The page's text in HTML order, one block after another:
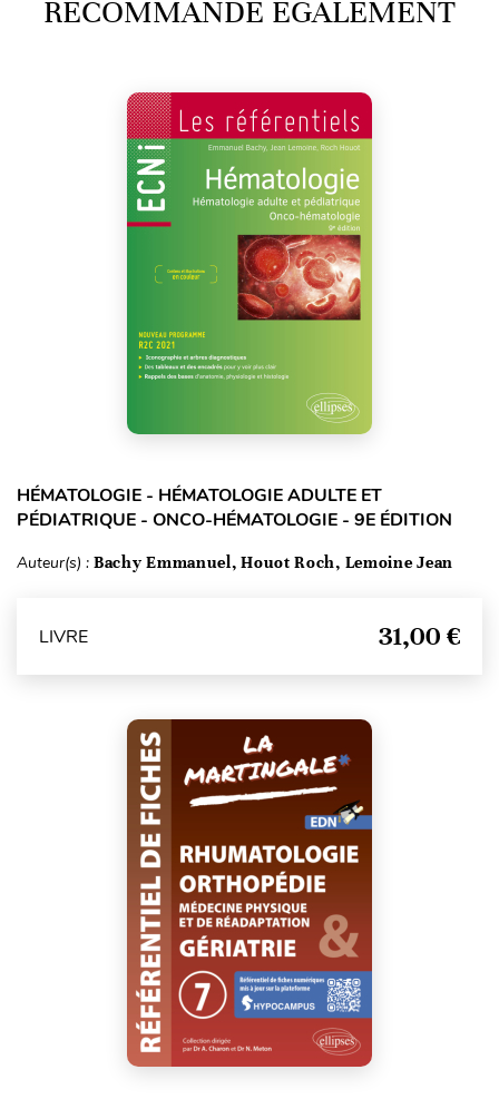
RECOMMANDE ÉGALEMENT
HÉMATOLOGIE - HÉMATOLOGIE ADULTE ET
PÉDIATRIQUE - ONCO-HÉMATOLOGIE - 9E ÉDITION
Auteur(s) : Bachy Emmanuel, Houot Roch, Lemoine Jean
LIVRE 31,00 €